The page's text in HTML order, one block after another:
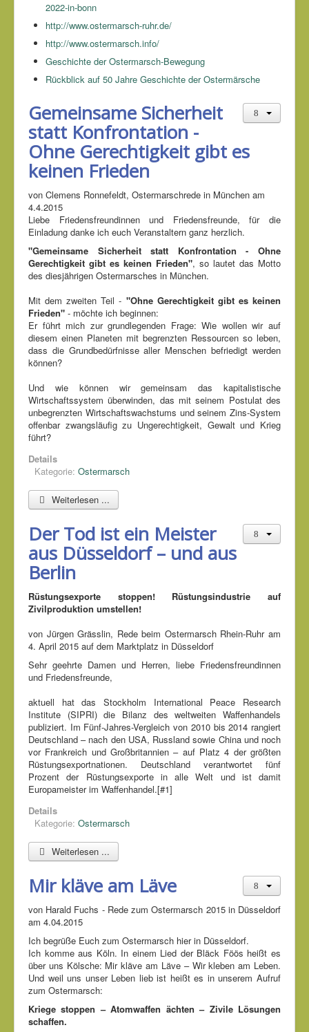
2022-in-bonn
http://www.ostermarsch-ruhr.de/
http://www.ostermarsch.info/
Geschichte der Ostermarsch-Bewegung
Rückblick auf 50 Jahre Geschichte der Ostermärsche
Gemeinsame Sicherheit
statt Konfrontation -
Ohne Gerechtigkeit gibt es
keinen Frieden
von Clemens Ronnefeldt, Ostermarschrede in München am
4.4.2015
Liebe Friedensfreundinnen und Friedensfreunde, für die
Einladung danke ich euch Veranstaltern ganz herzlich.
"Gemeinsame Sicherheit statt Konfrontation - Ohne
Gerechtigkeit gibt es keinen Frieden", so lautet das Motto
des diesjährigen Ostermarsches in München.
Mit dem zweiten Teil - "Ohne Gerechtigkeit gibt es keinen
Frieden" - möchte ich beginnen:
Er führt mich zur grundlegenden Frage: Wie wollen wir auf
diesem einen Planeten mit begrenzten Ressourcen so leben,
dass die Grundbedürfnisse aller Menschen befriedigt werden
können?
Und wie können wir gemeinsam das kapitalistische
Wirtschaftssystem überwinden, das mit seinem Postulat des
unbegrenzten Wirtschaftswachstums und seinem Zins-System
offenbar zwangsläufig zu Ungerechtigkeit, Gewalt und Krieg
führt?
Details
Kategorie: Ostermarsch
Weiterlesen ...
Der Tod ist ein Meister
aus Düsseldorf – und aus
Berlin
Rüstungsexporte stoppen! Rüstungsindustrie auf
Zivilproduktion umstellen!
von Jürgen Grässlin, Rede beim Ostermarsch Rhein-Ruhr am
4. April 2015 auf dem Marktplatz in Düsseldorf
Sehr geehrte Damen und Herren, liebe Friedensfreundinnen
und Friedensfreunde,
aktuell hat das Stockholm International Peace Research
Institute (SIPRI) die Bilanz des weltweiten Waffenhandels
publiziert. Im Fünf-Jahres-Vergleich von 2010 bis 2014 rangiert
Deutschland – nach den USA, Russland sowie China und noch
vor Frankreich und Großbritannien – auf Platz 4 der größten
Rüstungsexportnationen. Deutschland verantwortet fünf
Prozent der Rüstungsexporte in alle Welt und ist damit
Europameister im Waffenhandel.[#1]
Details
Kategorie: Ostermarsch
Weiterlesen ...
Mir kläve am Läve
von Harald Fuchs - Rede zum Ostermarsch 2015 in Düsseldorf
am 4.04.2015
Ich begrüße Euch zum Ostermarsch hier in Düsseldorf.
Ich komme aus Köln. In einem Lied der Bläck Föös heißt es
über uns Kölsche: Mir kläve am Läve – Wir kleben am Leben.
Und weil uns unser Leben lieb ist heißt es in unserem Aufruf
zum Ostermarsch:
Kriege stoppen – Atomwaffen ächten – Zivile Lösungen
schaffen.